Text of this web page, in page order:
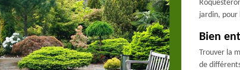
jardin, pour
Bien
Trouver la
de